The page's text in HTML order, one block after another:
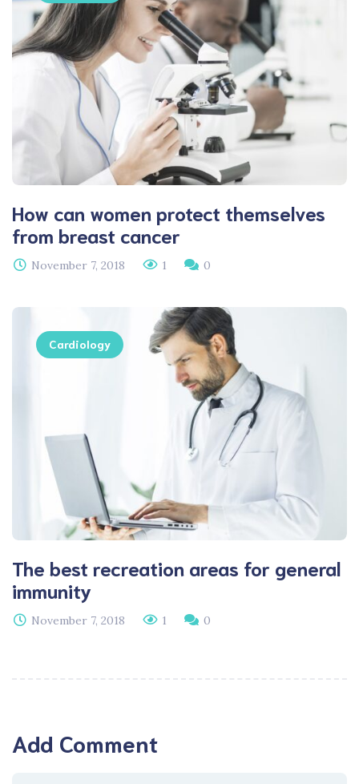
How can women protect themselves
from breast cancer
November 7, 2018 1 0
Cardiology
The best recreation areas for general
immunity
November 7, 2018 1 0
Add Comment